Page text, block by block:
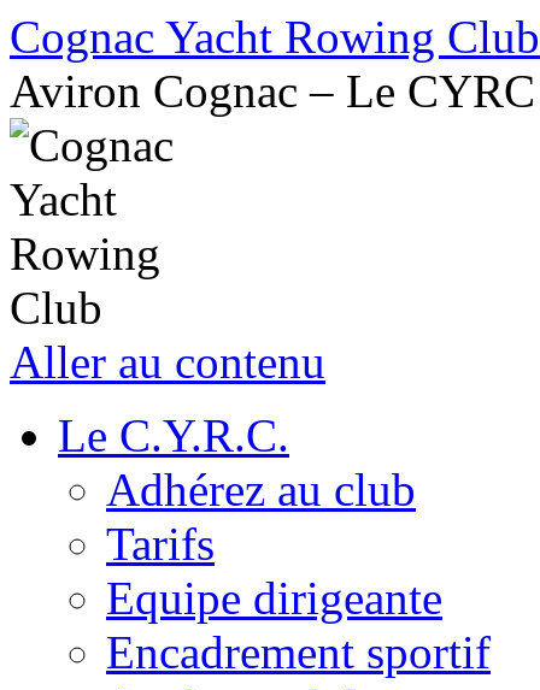
Cognac Yacht Rowing Club
Aviron Cognac – Le CYRC
Aller au contenu
Le C.Y.R.C.
Adhérez au club
Tarifs
Equipe dirigeante
Encadrement sportif